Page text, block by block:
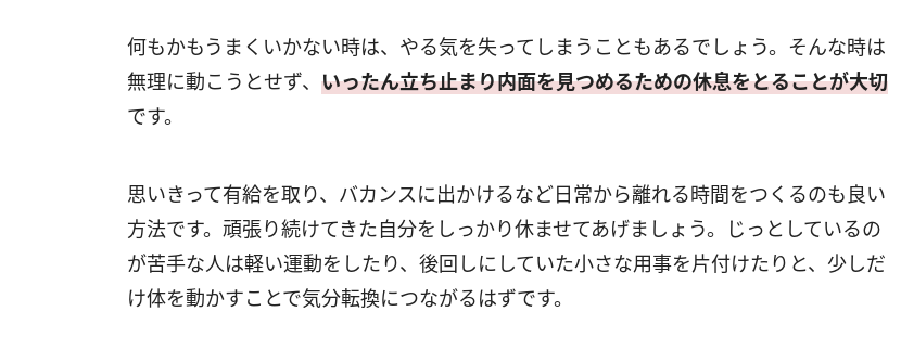
何もかもうまくいかない時は、やる気を失ってしまうこともあるでしょう。そんな時は
無理に動こうとせず、 いったん立ち止まり内面を見つめるための休息をとることが大切
です。
思いきって有給を取り、バカンスに出かけるなど日常から離れる時間をつくるのも良い
方法です。頑張り続けてきた自分をしっかり休ませてあげましょう。じっとしているの
が苦手な人は軽い運動をしたり、後回しにしていた小さな用事を片付けたりと、少しだ
け体を動かすことで気分転換につながるはずです。